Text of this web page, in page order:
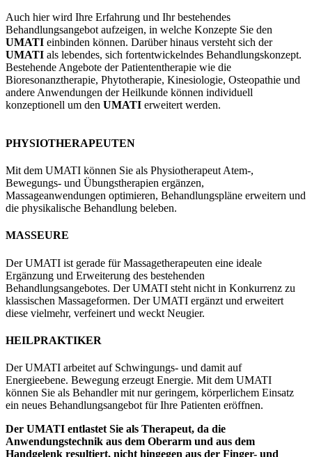
Auch hier wird Ihre Erfahrung und Ihr bestehendes
Behandlungsangebot aufzeigen, in welche Konzepte Sie den
UMATI einbinden können. Darüber hinaus versteht sich der
UMATI als lebendes, sich fortentwickelndes Behandlungskonzept.
Bestehende Angebote der Patiententherapie wie die
Bioresonanztherapie, Phytotherapie, Kinesiologie, Osteopathie und
andere Anwendungen der Heilkunde können individuell
konzeptionell um den UMATI erweitert werden.
PHYSIOTHERAPEUTEN
Mit dem UMATI können Sie als Physiotherapeut Atem-,
Bewegungs- und Übungstherapien ergänzen,
Massageanwendungen optimieren, Behandlungspläne erweitern und
die physikalische Behandlung beleben.
MASSEURE
Der UMATI ist gerade für Massagetherapeuten eine ideale
Ergänzung und Erweiterung des bestehenden
Behandlungsangebotes. Der UMATI steht nicht in Konkurrenz zu
klassischen Massageformen. Der UMATI ergänzt und erweitert
diese vielmehr, verfeinert und weckt Neugier.
HEILPRAKTIKER
Der UMATI arbeitet auf Schwingungs- und damit auf
Energieebene. Bewegung erzeugt Energie. Mit dem UMATI
können Sie als Behandler mit nur geringem, körperlichem Einsatz
ein neues Behandlungsangebot für Ihre Patienten eröffnen.
Der UMATI entlastet Sie als Therapeut, da die
Anwendungstechnik aus dem Oberarm und aus dem
Handgelenk resultiert, nicht hingegen aus der Finger- und